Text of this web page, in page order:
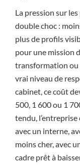
La pression sur
double choc :
plus de profils
pour une mission
transformation ou
vrai niveau de
cabinet, ce coût
500, 1 600 ou 1
tendu,
avec un interne,
moins cher, avec
cadre prêt à